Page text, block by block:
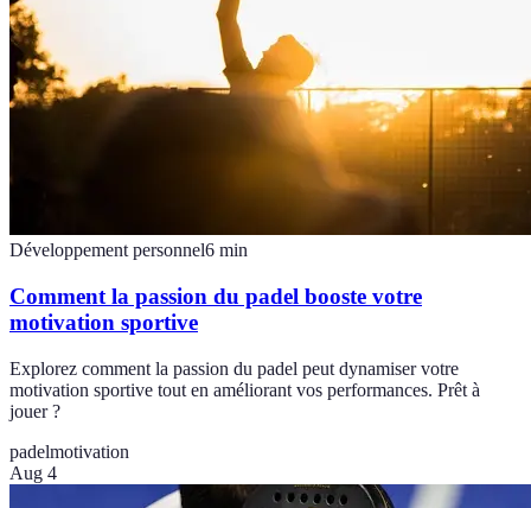
Développement personnel6 min
Comment la passion du padel booste votre
motivation sportive
Explorez comment la passion du padel peut dynamiser votre
motivation sportive tout en améliorant vos performances. Prêt à
jouer ?
padelmotivation
Aug 4